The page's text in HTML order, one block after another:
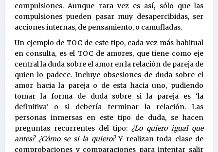
compulsiones. Aunque rara vez es así, sólo que las
compulsiones pueden pasar muy desapercibidas, ser
acciones internas, de pensamiento, o camufladas.
Un ejemplo de TOC de este tipo, cada vez más habitual
en consulta, es el TOC de amores, que tiene como eje
central la duda sobre el amor en la relación de pareja de
quien lo padece. Incluye obsesiones de duda sobre el
amor hacia la pareja o de esta hacia uno, pudiendo
tomar la forma de duda sobre si la pareja es ‘la
definitiva’ o si debería terminar la relación. Las
personas inmersas en este tipo de duda, se hacen
preguntas recurrentes del tipo: ¿Lo quiero igual que
antes? ¿Cómo se si la quiero?Y realizan toda clase de
comprobaciones y comparaciones para intentar salir